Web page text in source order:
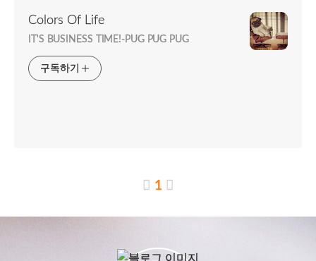
Colors Of Life
IT'S BUSINESS TIME!-PUG PUG PUG
구독하기
1